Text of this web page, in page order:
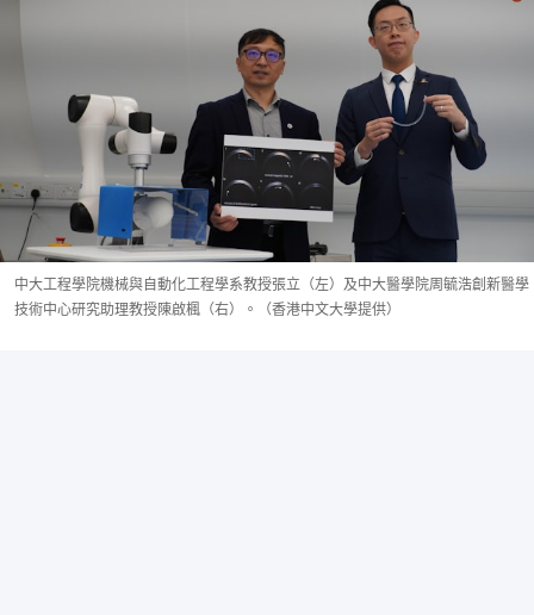
中大工程學院機械與自動化工程學系教授張立（左）及中大醫學院周毓浩創新醫學
技術中心研究助理教授陳啟楓（右）。（香港中文大學提供）